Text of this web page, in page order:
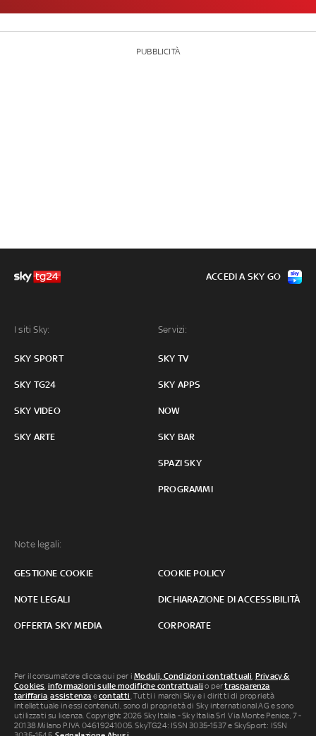
PUBBLICITÀ
I siti Sky:
SKY SPORT
SKY TG24
SKY VIDEO
SKY ARTE
Servizi:
SKY TV
SKY APPS
NOW
SKY BAR
SPAZI SKY
PROGRAMMI
Note legali:
GESTIONE COOKIE COOKIE POLICY
NOTE LEGALI DICHIARAZIONE DI ACCESSIBILITÀ
OFFERTA SKY MEDIA CORPORATE
ACCEDI A SKY GO
Per il consumatore clicca qui per iModuli, Condizioni contrattuali, Privacy &
Cookies, informazioni sulle modifiche contrattuali o pertrasparenza
tariffaria,assistenza econtatti. Tutti i marchi Sky e i diritti di proprietà
intellettuale in essi contenuti, sono di proprietà di Sky international AG e sono
utilizzati su licenza. Copyright 2026 Sky Italia - Sky Italia Srl Via Monte Penice, 7 -
20138 Milano P.IVA 04619241005. SkyTG24: ISSN 3035-1537 e SkySport: ISSN